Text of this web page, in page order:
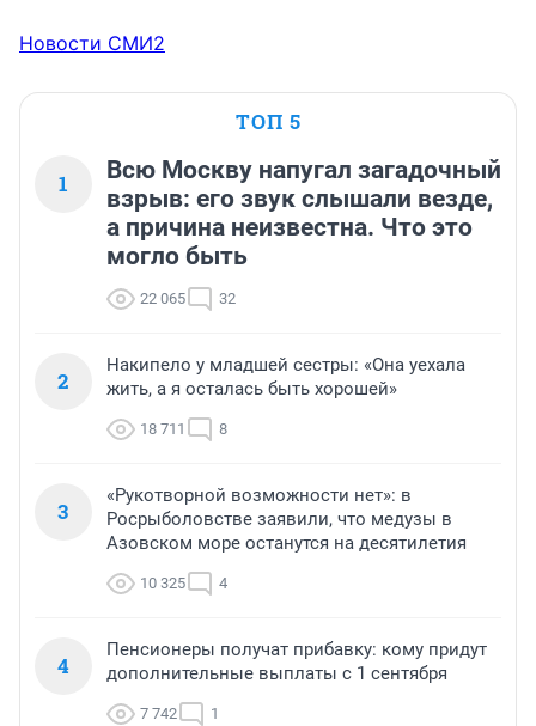
Новости СМИ2
ТОП 5
1
Всю Москву напугал загадочный
взрыв: его звук слышали везде,
а причина неизвестна. Что это
могло быть
22 065 32
2
Накипело у младшей сестры: «Она уехала
жить, а я осталась быть хорошей»
18 711 8
3
«Рукотворной возможности нет»: в
Росрыболовстве заявили, что медузы в
Азовском море останутся на десятилетия
10 325 4
4
Пенсионеры получат прибавку: кому придут
дополнительные выплаты с 1 сентября
7 742 1